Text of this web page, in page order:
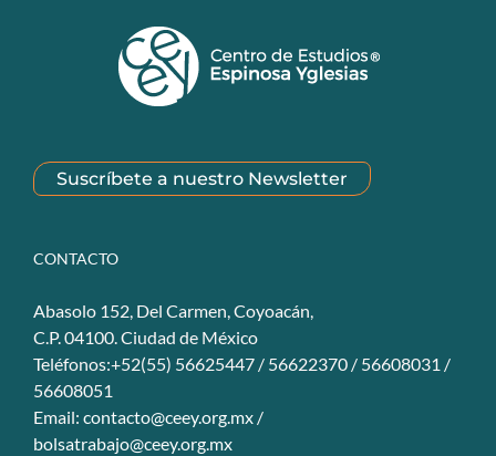
Suscríbete a nuestro Newsletter
CONTACTO
Abasolo 152, Del Carmen, Coyoacán,
C.P. 04100. Ciudad de México
Teléfonos:+52(55) 56625447 / 56622370 / 56608031 /
56608051
Email: contacto@ceey.org.mx /
bolsatrabajo@ceey.org.mx